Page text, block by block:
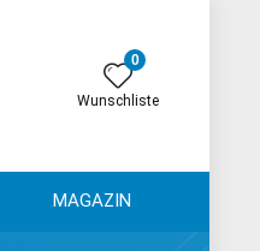
0
Wunschliste
MAGAZIN